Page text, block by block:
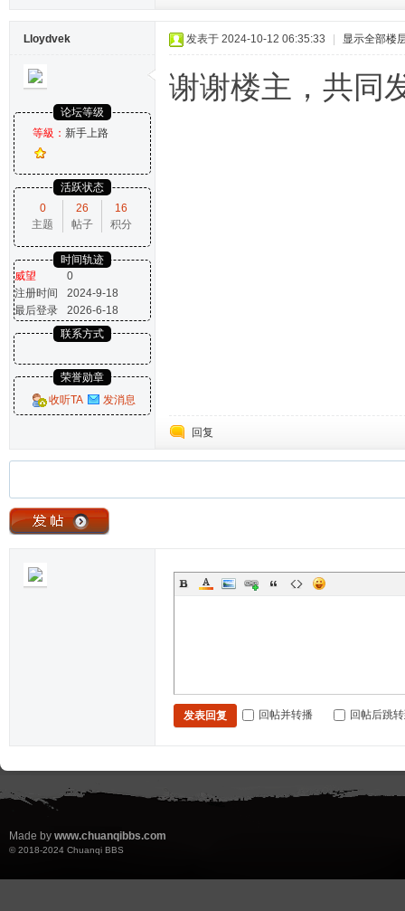
Lloydvek
论坛等级
等級： 新手上路
活跃状态
0
主题
26
帖子
16
积分
时间轨迹
威望
0
注册时间
2024-9-18
最后登录
2026-6-18
联系方式
荣誉勋章
收听TA
发消息
发表于 2024-10-12 06:35:33 显示全部楼
谢谢楼主，共同
回复
发表回复 回帖并转播 回帖后跳
Made by www.chuanqibbs.com
© 2018-2024 Chuanqi BBS